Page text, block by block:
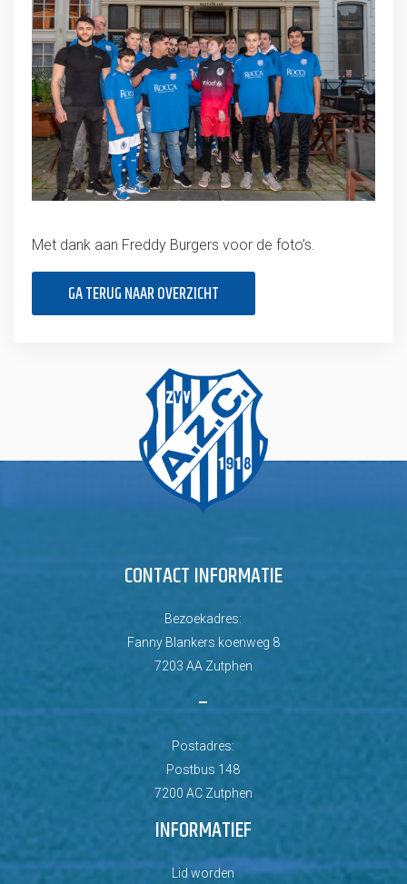
Met dank aan Freddy Burgers voor de foto’s.
GA TERUG NAAR OVERZICHT
CONTACT INFORMATIE
Bezoekadres:
Fanny Blankers koenweg 8
7203 AA Zutphen
–
Postadres:
Postbus 148
7200 AC Zutphen
INFORMATIEF
Lid worden